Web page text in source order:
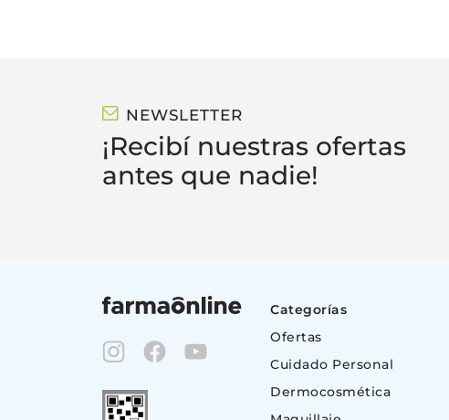
NEWSLETTER
¡Recibí nuestras ofertas
antes que nadie!
Categorías
Ofertas
Cuidado Personal
Dermocosmética